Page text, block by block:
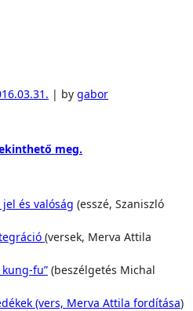
| by gabor
meg.
és valóság (esszé, Szaniszló
(versek, Merva Attila
fu” (beszélgetés Michal
(vers, Merva Attila fordítása)